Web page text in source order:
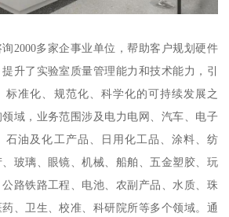
2000多家企事业单位，帮助客户规划硬件
升了实验室质量管理能力和技术能力，引
标准化、规范化、科学化的可持续发展之
域，业务范围涉及电力电网、汽车、电子
石油及化工产品、日用化工品、涂料、纺
玻璃、眼镜、机械、船舶、五金塑胶、玩
路铁路工程、电池、农副产品、水质、珠
、卫生、校准、科研院所等多个领域。通